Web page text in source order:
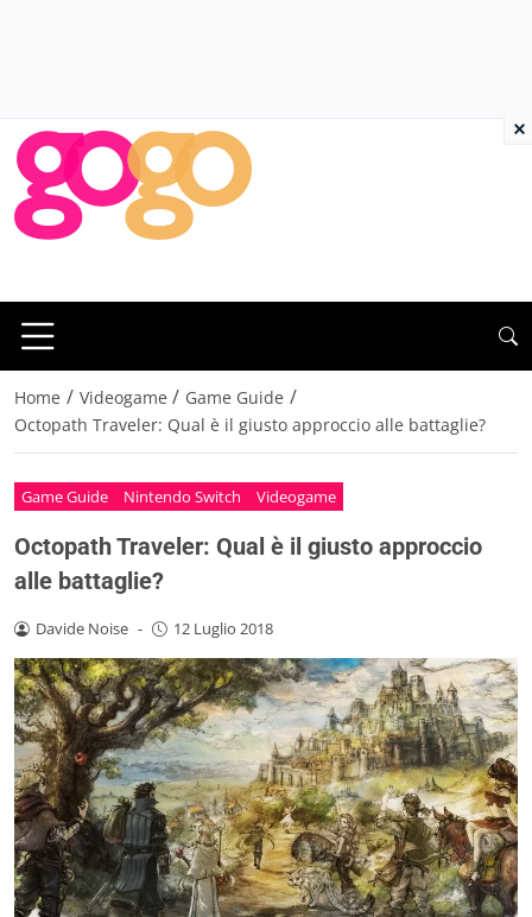
Home / Videogame / Game Guide /
Octopath Traveler: Qual è il giusto approccio alle battaglie?
Game Guide Nintendo Switch Videogame
Octopath Traveler: Qual è il giusto approccio
alle battaglie?
Davide Noise - 12 Luglio 2018
×